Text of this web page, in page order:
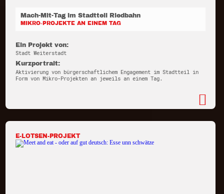
Mach-Mit-Tag im Stadtteil Riedbahn
MIKRO-PROJEKTE AN EINEM TAG
Ein Projekt von:
Stadt Weiterstadt
Kurzportrait:
Aktivierung von bürgerschaftlichem Engagement im Stadtteil in
Form von Mikro-Projekten an jeweils an einem Tag.
E-LOTSEN-PROJEKT